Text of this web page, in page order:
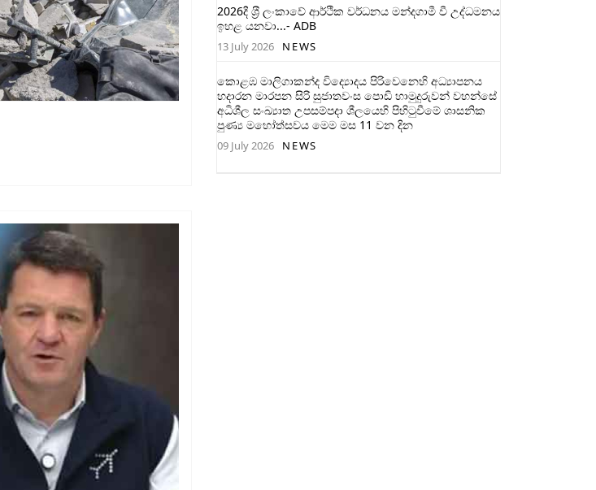
2026දී ශ‍්‍රී ලංකාවේ ආර්ථික වර්ධනය මන්දගාමී වී උද්ධමනය
ඉහළ යනවා...- ADB
13 July 2026 NEWS
කොළඹ මාලිගාකන්ද විද්‍යොදය පිරිවෙනෙහි අධ්‍යාපනය
හදාරන මාරපන සිරි සුජාතවංස පොඩි හාමුදුරුවන් වහන්සේ
අධිශීල සංඛ්‍යාත උපසම්පදා ශීලයෙහි පිහිටුවීමේ ශාසනික
පුණ්‍ය මහෝත්සවය මෙම මස 11 වන දින
09 July 2026 NEWS